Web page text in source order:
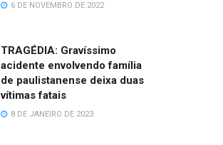
6 DE NOVEMBRO DE 2022
TRAGÉDIA: Gravíssimo
acidente envolvendo família
de paulistanense deixa duas
vítimas fatais
8 DE JANEIRO DE 2023